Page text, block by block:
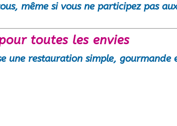
même si vous ne participez pas
toutes les envies
une restauration simple,